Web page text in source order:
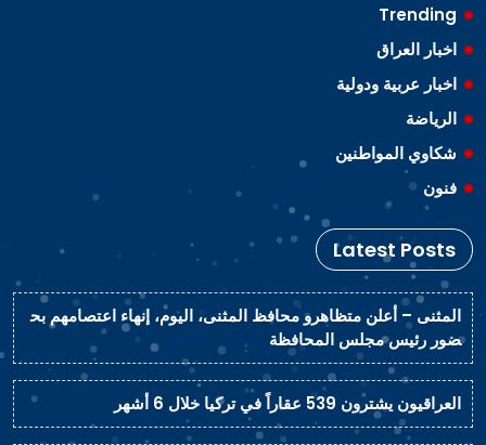
Trending
اخبار العراق
اخبار عربية ودولية
الرياضة
شكاوي المواطنين
فنون
Latest Posts
المثنى – أعلن متظاهرو محافظ المثنى، اليوم، إنهاء اعتصامهم بح
ضور رئيس مجلس المحافظة
العراقيون يشترون 539 عقاراً في تركيا خلال 6 أشهر